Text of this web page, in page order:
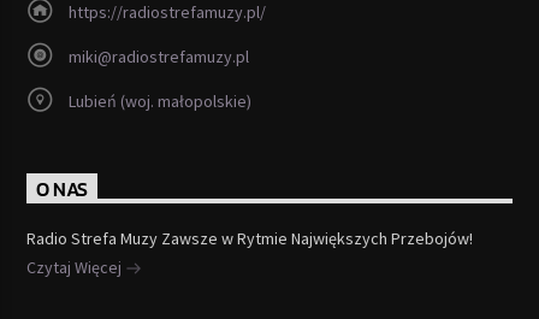
https://radiostrefamuzy.pl/
miki@radiostrefamuzy.pl
Lubień (woj. małopolskie)
O NAS
Radio Strefa Muzy Zawsze w Rytmie Największych Przebojów!
Czytaj Więcej